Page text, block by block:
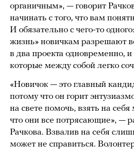
органичным», — говорит
начинать с того, что вам
И обязательно с чего-то
жизнь» новичкам разрешают
в два проекта одновременно, и
которые между собой легко
«Новичок — это главный
потому что он горит
на свете помочь, взять на
что они все потрясающие», —
Рачкова. Взвалив на себя
может не справиться.